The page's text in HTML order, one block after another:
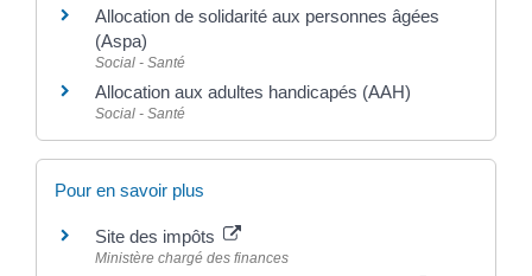
Allocation de solidarité aux personnes âgées
(Aspa)
Social - Santé
Allocation aux adultes handicapés (AAH)
Social - Santé
Pour en savoir plus
Site des impôts
Ministère chargé des finances